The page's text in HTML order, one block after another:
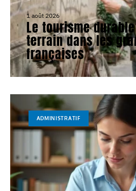
1 août 2026
Le tourisme
terrain dans les
françaises
ADMINISTRATIF